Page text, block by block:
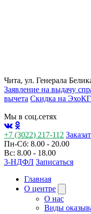
Чита, ул. Генерала
Заявление на выдачу
вычета Cкидка на
Мы в соц.сетях
+7 (3022) 217-112
Пн-Сб: 8.00 - 20.00
Вс: 8.00 - 18.00
3-НДФЛ Записаться
Главная
О центре
О нас
Виды